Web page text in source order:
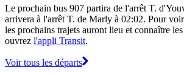
Le prochain bus 907 partira de l'arrêt T.
arrivera à l'arrêt T. de Marly à 02:02. Pour
les prochains trajets auront lieu et connaître
ouvrez l'appli Transit.
Voir tous les départs